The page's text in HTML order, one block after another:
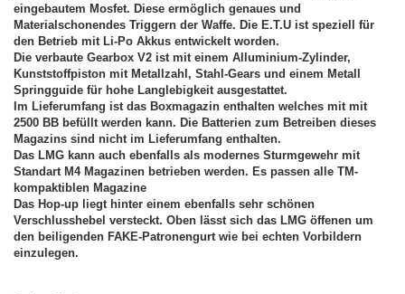
eingebautem Mosfet. Diese ermöglich genaues und
Materialschonendes Triggern der Waffe. Die E.T.U ist speziell für
den Betrieb mit Li-Po Akkus entwickelt worden.
Die verbaute Gearbox V2 ist mit einem Alluminium-Zylinder,
Kunststoffpiston mit Metallzahl, Stahl-Gears und einem Metall
Springguide für hohe Langlebigkeit ausgestattet.
Im Lieferumfang ist das Boxmagazin enthalten welches mit mit
2500 BB befüllt werden kann. Die Batterien zum Betreiben dieses
Magazins sind nicht im Lieferumfang enthalten.
Das LMG kann auch ebenfalls als modernes Sturmgewehr mit
Standart M4 Magazinen betrieben werden. Es passen alle TM-
kompaktiblen Magazine
Das Hop-up liegt hinter einem ebenfalls sehr schönen
Verschlusshebel versteckt. Oben lässt sich das LMG öffenen um
den beiligenden FAKE-Patronengurt wie bei echten Vorbildern
einzulegen.